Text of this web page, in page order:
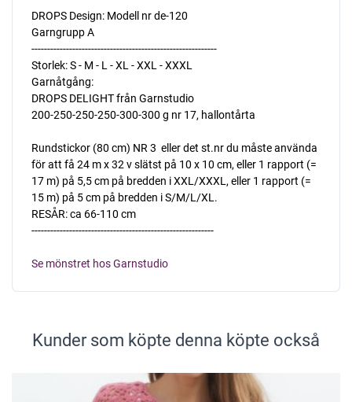
DROPS Design: Modell nr de-120
Garngrupp A
-----------------------------------------------------------
Storlek: S - M - L - XL - XXL - XXXL
Garnåtgång:
DROPS DELIGHT från Garnstudio
200-250-250-250-300-300 g nr 17, hallontårta
Rundstickor (80 cm) NR 3  eller det st.nr du måste använda
för att få 24 m x 32 v slätst på 10 x 10 cm, eller 1 rapport (=
17 m) på 5,5 cm på bredden i XXL/XXXL, eller 1 rapport (=
15 m) på 5 cm på bredden i S/M/L/XL.
RESÅR: ca 66-110 cm
----------------------------------------------------------
Se mönstret hos Garnstudio
Kunder som köpte denna köpte också